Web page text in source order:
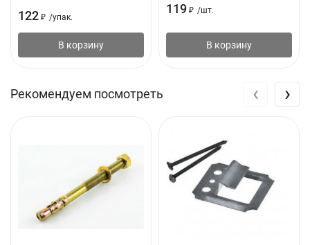
122 ₽ /упак.
В корзину
119 ₽ /шт.
В корзину
Рекомендуем посмотреть ‹ ›